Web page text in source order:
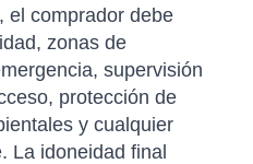
el comprador debe
zonas de
supervisión
protección de
y cualquier
La idoneidad final